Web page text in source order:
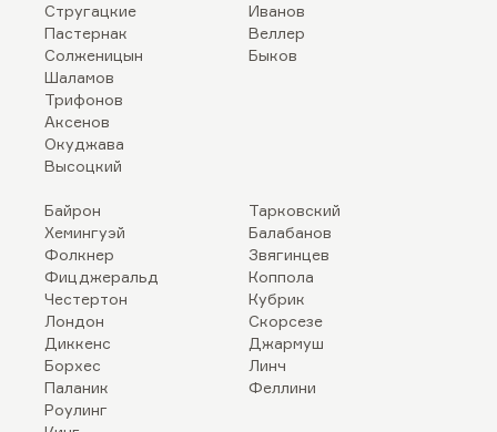
Стругацкие
Пастернак
Солженицын
Шаламов
Трифонов
Аксенов
Окуджава
Высоцкий
Иванов
Веллер
Быков
Байрон
Хемингуэй
Фолкнер
Фицджеральд
Честертон
Лондон
Диккенс
Борхес
Паланик
Роулинг
Тарковский
Балабанов
Звягинцев
Коппола
Кубрик
Скорсезе
Джармуш
Линч
Феллини